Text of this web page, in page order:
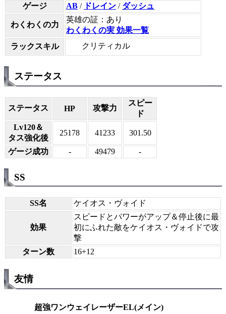
ゲージ
AB / ドレイン / ダッシュ
わくわくの力
英雄の証：あり
わくわくの実 効果一覧
ラックスキル
クリティカル
ステータス
ステータス HP 攻撃力
スピー
ド
Lv120＆
タス強化後
25178 41233 301.50
ゲージ成功 - 49479 -
SS
SS名 ケイオス・ヴォイド
効果
スピードとパワーがアップ＆停止後に最
初にふれた敵をケイオス・ヴォイドで攻
撃
ターン数
16+12
友情
超強ワンウェイレーザーEL(メイン)